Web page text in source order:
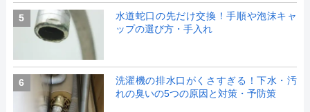
5
水道蛇口の先だけ交換！手順や泡沫キャ
ップの選び方・手入れ
6
洗濯機の排水口がくさすぎる！下水・汚
れの臭いの5つの原因と対策・予防策